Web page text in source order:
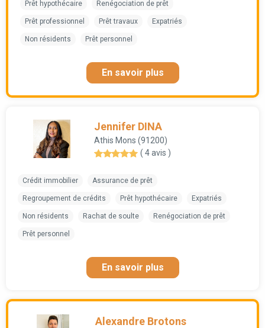
Prêt hypothécaire Renégociation de prêt
Prêt professionnel Prêt travaux Expatriés
Non résidents Prêt personnel
En savoir plus
Jennifer DINA
Athis Mons (91200)
( 4 avis )
Crédit immobilier Assurance de prêt
Regroupement de crédits Prêt hypothécaire Expatriés
Non résidents Rachat de soulte Renégociation de prêt
Prêt personnel
En savoir plus
Alexandre Brotons